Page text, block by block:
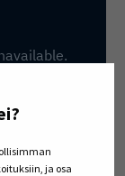
ja osa